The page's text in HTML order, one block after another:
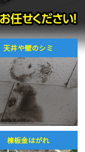
天井や壁のシミ
棟板金はがれ